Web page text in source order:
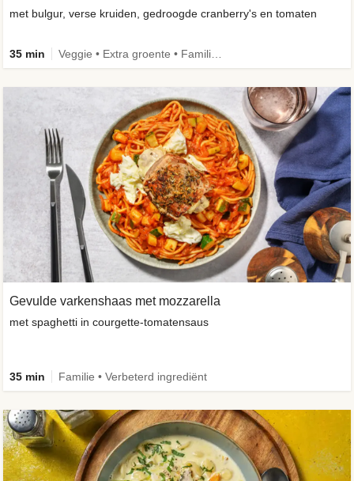
Gevulde varkenshaas met mozzarella
met spaghetti in courgette-tomatensaus
35 min Familie • Verbeterd ingrediënt
met bulgur, verse kruiden, gedroogde cranberry's en tomaten
35 min